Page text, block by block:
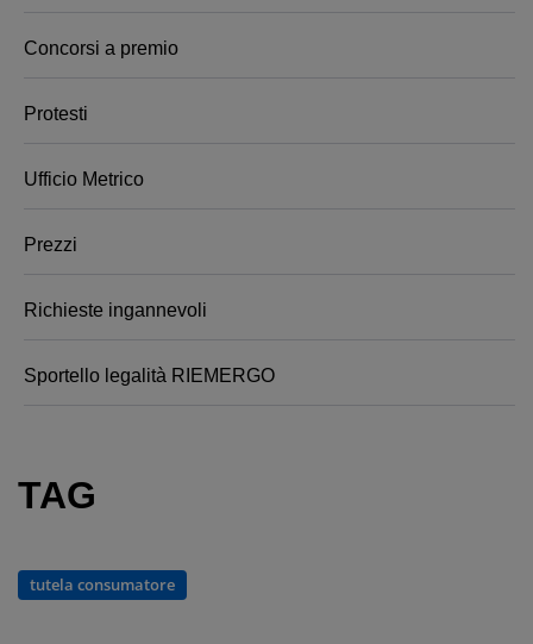
Concorsi a premio
Protesti
Ufficio Metrico
Prezzi
Richieste ingannevoli
Sportello legalità RIEMERGO
TAG
tutela consumatore